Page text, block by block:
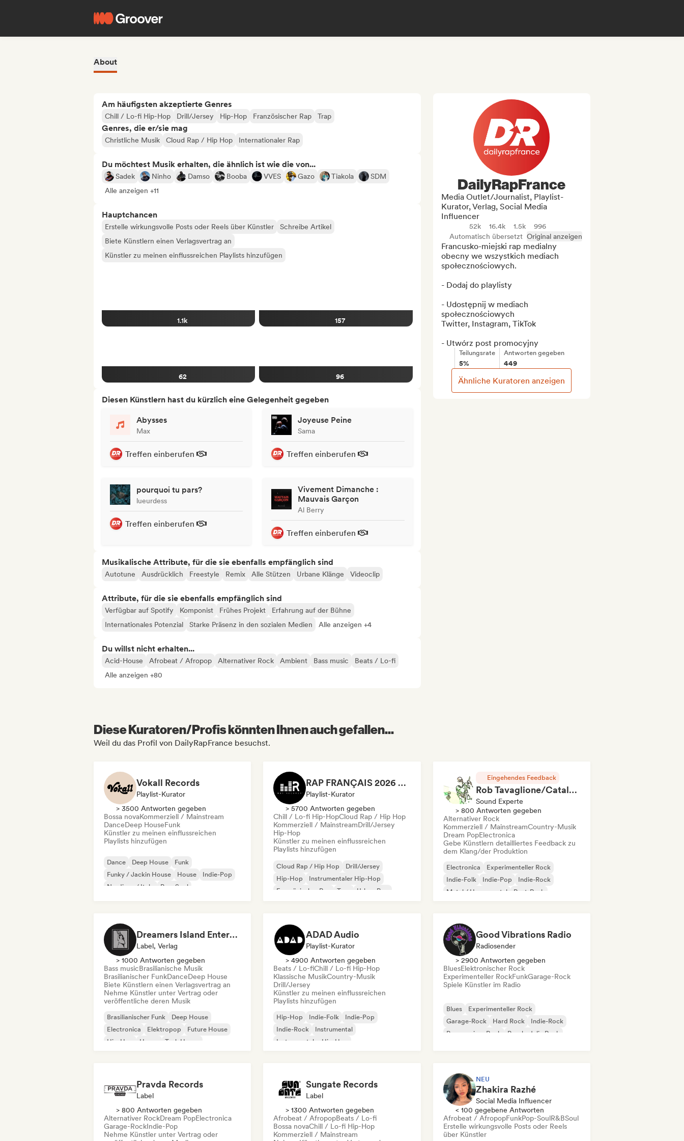
About
Am häufigsten akzeptierte Genres
Chill / Lo-fi Hip-Hop Drill/Jersey Hip-Hop Französischer Rap Trap
Genres, die er/sie mag
Christliche Musik Cloud Rap / Hip Hop Internationaler Rap
Du möchtest Musik erhalten, die ähnlich ist wie die von...
Sadek Ninho Damso Booba VVES Gazo Tiakola
SDM
Alle anzeigen +11
Hauptchancen
Erstelle wirkungsvolle Posts oder Reels über Künstler
Schreibe Artikel
Biete Künstlern einen Verlagsvertrag an
Künstler zu meinen einflussreichen Playlists hinzufügen
1.1k 157
62 96
Diesen Künstlern hast du kürzlich eine Gelegenheit gegeben
Abysses
Max
Treffen einberufen
Joyeuse Peine
Sama
Treffen einberufen
pourquoi tu pars?
lueurdess
Treffen einberufen
Vivement Dimanche :
Mauvais Garçon
Al Berry
Treffen einberufen
Musikalische Attribute, für die sie ebenfalls empfänglich sind
Autotune Ausdrücklich Freestyle Remix Alle Stützen Urbane Klänge Videoclip
Attribute, für die sie ebenfalls empfänglich sind
Verfügbar auf Spotify Komponist Frühes Projekt
Erfahrung auf der Bühne
Internationales Potenzial
Starke Präsenz in den sozialen Medien Alle anzeigen +4
Du willst nicht erhalten...
Acid-House Afrobeat / Afropop Alternativer Rock Ambient Bass music
Beats / Lo-fi
Alle anzeigen +80
DailyRapFrance
Media Outlet/Journalist, Playlist-
Kurator, Verlag, Social Media
Influencer
52k 16.4k 1.5k
996
Automatisch übersetzt Original anzeigen
Francusko-miejski rap medialny
obecny we wszystkich mediach
społecznościowych.
- Dodaj do playlisty
- Udostępnij w mediach
społecznościowych
Twitter, Instagram, TikTok
- Utwórz post promocyjny
Teilungsrate
5%
Antworten gegeben
449
Ähnliche Kuratoren anzeigen
Diese Kuratoren/Profis könnten Ihnen auch gefallen...
Weil du das Profil von DailyRapFrance besuchst.
Vokall Records
Playlist-Kurator
> 3500 Antworten gegeben
Bossa novaKommerziell / Mainstream
DanceDeep HouseFunk
Künstler zu meinen einflussreichen
Playlists hinzufügen
Dance Deep House
Funk
Funky / Jackin House
House
Indie-Pop
Nu-disco / Italo
Pop-Soul
RAP FRANÇAIS 2026 🔥🇫🇷 (Way Records)
Playlist-Kurator
> 5700 Antworten gegeben
Chill / Lo-fi Hip-HopCloud Rap / Hip Hop
Kommerziell / MainstreamDrill/Jersey
Hip-Hop
Künstler zu meinen einflussreichen
Playlists hinzufügen
Cloud Rap / Hip Hop
Drill/Jersey
Hip-Hop
Instrumentaler Hip-Hop
Französischer Rap
Trap
Urban Pop
Eingehendes Feedback
Rob Tavaglione/Catalyst Recording
Sound Experte
> 800 Antworten gegeben
Alternativer Rock
Kommerziell / MainstreamCountry-Musik
Dream PopElectronica
Gebe Künstlern detailliertes Feedback zu
dem Klang/der Produktion
Electronica
Experimenteller Rock
Indie-Folk
Indie-Pop
Indie-Rock
Metal / Heavy metal
Post-Punk
Dreamers Island Entertainment
Label, Verlag
> 1000 Antworten gegeben
Bass musicBrasilianische Musik
Brasilianischer FunkDanceDeep House
Biete Künstlern einen Verlagsvertrag an
Nehme Künstler unter Vertrag oder
veröffentliche deren Musik
Brasilianischer Funk
Deep House
Electronica
Elektropop
Future House
Hip-Hop
House Tech House
ADAD Audio
Playlist-Kurator
> 4900 Antworten gegeben
Beats / Lo-fiChill / Lo-fi Hip-Hop
Klassische MusikCountry-Musik
Drill/Jersey
Künstler zu meinen einflussreichen
Playlists hinzufügen
Hip-Hop Indie-Folk
Indie-Pop
Indie-Rock
Instrumental
Instrumentaler Hip-Hop
Good Vibrations Radio
Radiosender
> 2900 Antworten gegeben
BluesElektronischer Rock
Experimenteller RockFunkGarage-Rock
Spiele Künstler im Radio
Blues
Experimenteller Rock
Garage-Rock
Hard Rock
Indie-Rock
Progressiver Rock
Psychedelic Rock
Pravda Records
Label
> 800 Antworten gegeben
Alternativer RockDream PopElectronica
Garage-RockIndie-Pop
Nehme Künstler unter Vertrag oder
Sungate Records
Label
> 1300 Antworten gegeben
Afrobeat / AfropopBeats / Lo-fi
Bossa novaChill / Lo-fi Hip-Hop
Kommerziell / Mainstream
NEU
Zhakira Razhé
Social Media Influencer
< 100 gegebene Antworten
Afrobeat / AfropopFunkPop-SoulR&BSoul
Erstelle wirkungsvolle Posts oder Reels
über Künstler